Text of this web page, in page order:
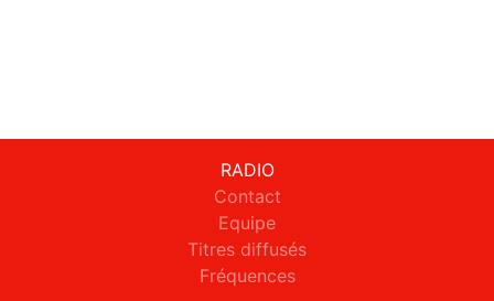
RADIO
Contact
Equipe
Titres diffusés
Fréquences